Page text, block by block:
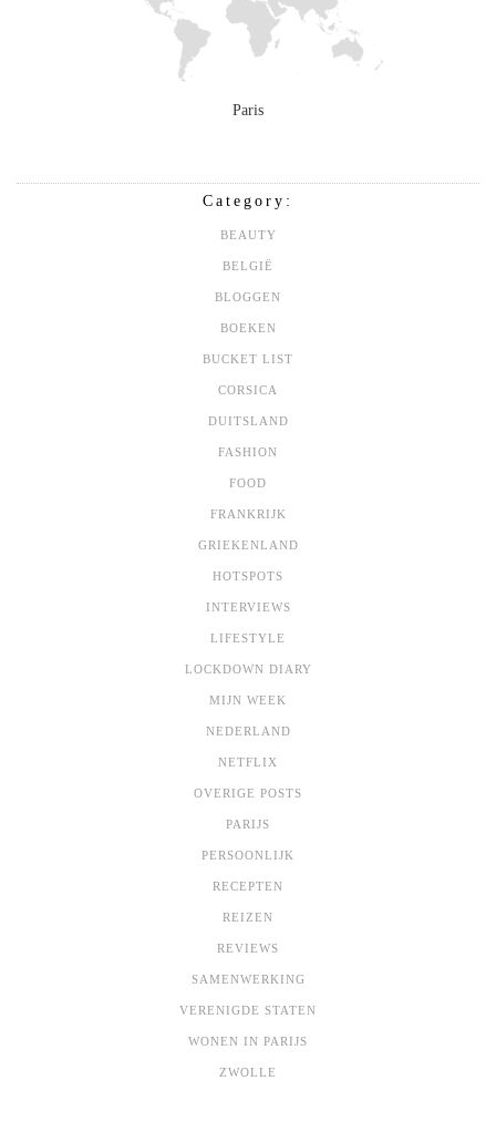
Paris
Category:
BEAUTY
BELGIË
BLOGGEN
BOEKEN
BUCKET LIST
CORSICA
DUITSLAND
FASHION
FOOD
FRANKRIJK
GRIEKENLAND
HOTSPOTS
INTERVIEWS
LIFESTYLE
LOCKDOWN DIARY
MIJN WEEK
NEDERLAND
NETFLIX
OVERIGE POSTS
PARIJS
PERSOONLIJK
RECEPTEN
REIZEN
REVIEWS
SAMENWERKING
VERENIGDE STATEN
WONEN IN PARIJS
ZWOLLE